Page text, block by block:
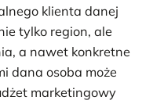
klienta danej
tylko region, ale
a nawet konkretne
dana osoba może
marketingowy